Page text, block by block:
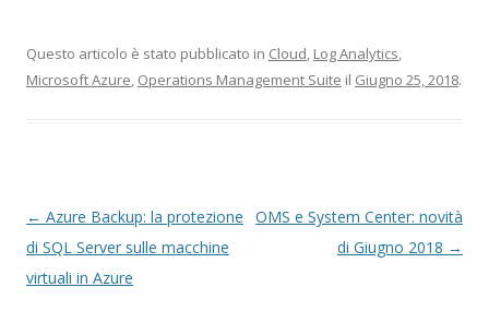
Questo articolo è stato pubblicato in Cloud, Log Analytics,
Microsoft Azure, Operations Management Suite il Giugno 25, 2018.
Navigazione
articolo
← Azure Backup: la protezione
di SQL Server sulle macchine
virtuali in Azure
OMS e System Center: novità
di Giugno 2018 →